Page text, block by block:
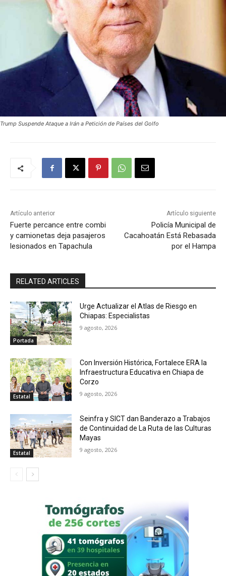
Trump Suspende Ataque a Irán a Petición de Países del Golfo
Artículo anterior
Fuerte percance entre combi
y camionetas deja pasajeros
lesionados en Tapachula
Artículo siguiente
Policía Municipal de
Cacahoatán Está Rebasada
por el Hampa
RELATED ARTICLES
Portada
Urge Actualizar el Atlas de Riesgo en
Chiapas: Especialistas
9 agosto, 2026
Estatal
Con Inversión Histórica, Fortalece ERA la
Infraestructura Educativa en Chiapa de
Corzo
9 agosto, 2026
Estatal
Seinfra y SICT dan Banderazo a Trabajos
de Continuidad de La Ruta de las Culturas
Mayas
9 agosto, 2026